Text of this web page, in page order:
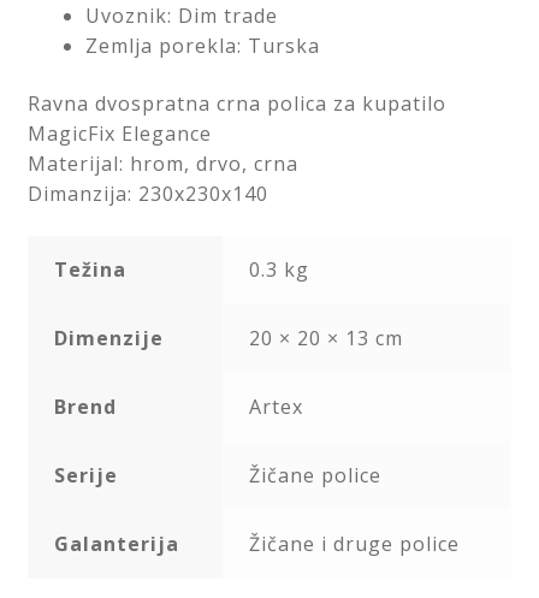
Uvoznik: Dim trade
Zemlja porekla: Turska
Ravna dvospratna crna polica za kupatilo
MagicFix Elegance
Materijal: hrom, drvo, crna
Dimanzija: 230x230x140
Težina 0.3 kg
Dimenzije 20 × 20 × 13 cm
Brend Artex
Serije Žičane police
Galanterija Žičane i druge police